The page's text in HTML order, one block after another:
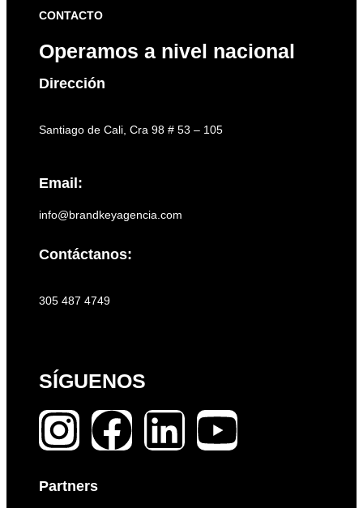
CONTACTO
Operamos a nivel nacional
Dirección
Santiago de Cali, Cra 98 # 53 – 105
Email:
info@brandkeyagencia.com
Contáctanos:
305 487 4749
SÍGUENOS
Partners